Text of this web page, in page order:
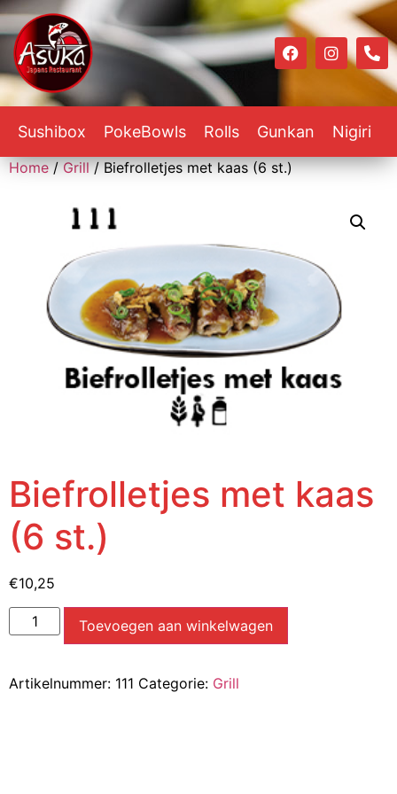
Sushibox PokeBowls Rolls Gunkan Nigiri
Home/Grill/ Biefrolletjes met kaas (6 st.)
Biefrolletjes met kaas
(6 st.)
€10,25
Toevoegen aan winkelwagen
Artikelnummer: 111 Categorie: Grill